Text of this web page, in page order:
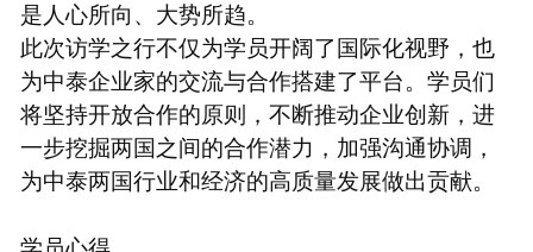
是人心所向、大势所趋。
此次访学之行不仅为学员开阔了国际化视野，也
为中泰企业家的交流与合作搭建了平台。学员们
将坚持开放合作的原则，不断推动企业创新，进
一步挖掘两国之间的合作潜力，加强沟通协调，
为中泰两国行业和经济的高质量发展做出贡献。